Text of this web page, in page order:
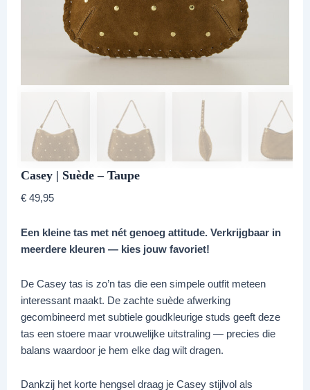
Casey | Suède – Taupe
€ 49,95
Een kleine tas met nét genoeg attitude. Verkrijgbaar in
meerdere kleuren — kies jouw favoriet!
De Casey tas is zo’n tas die een simpele outfit meteen
interessant maakt. De zachte suède afwerking
gecombineerd met subtiele goudkleurige studs geeft deze
tas een stoere maar vrouwelijke uitstraling — precies die
balans waardoor je hem elke dag wilt dragen.
Dankzij het korte hengsel draag je Casey stijlvol als